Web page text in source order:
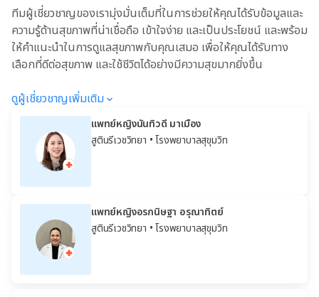
ทีมผู้เชี่ยวชาญของเรามุ่งมั่นเต็มที่ในการช่วยให้คุณได้รับข้อมูลและ
ความรู้ด้านสุขภาพที่น่าเชื่อถือ เข้าใจง่าย และเป็นประโยชน์ และพร้อม
ให้คำแนะนำในการดูแลสุขภาพกับคุณเสมอ เพื่อให้คุณได้รับทาง
เลือกที่ดีต่อสุขภาพ และใช้ชีวิตได้อย่างมีความสุขมากยิ่งขึ้น
ดูผู้เชี่ยวชาญเพิ่มเติม
แพทย์หญิงนันทิวดี มาเมือง
สูตินรีเวชวิทยา • โรงพยาบาลสุขุมวิท
แพทย์หญิงอรกนิษฐา อรุณาทิตย์
สูตินรีเวชวิทยา • โรงพยาบาลสุขุมวิท